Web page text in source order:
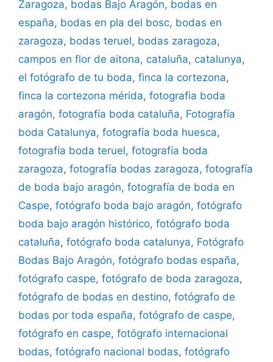
Zaragoza, bodas Bajo Aragón, bodas en
españa, bodas en pla del bosc, bodas en
zaragoza, bodas teruel, bodas zaragoza,
campos en flor de aitona, cataluña, catalunya,
el fotógrafo de tu boda, finca la cortezona,
finca la cortezona mérida, fotografia boda
aragón, fotografía boda cataluña, Fotografía
boda Catalunya, fotografía boda huesca,
fotografía boda teruel, fotografía boda
zaragoza, fotografía bodas zaragoza, fotografía
de boda bajo aragón, fotografía de boda en
Caspe, fotógrafo boda bajo aragón, fotógrafo
boda bajo aragón histórico, fotógrafo boda
cataluña, fotógrafo boda catalunya, Fotógrafo
Bodas Bajo Aragón, fotógrafo bodas españa,
fotógrafo caspe, fotógrafo de boda zaragoza,
fotógrafo de bodas en destino, fotógrafo de
bodas por toda españa, fotógrafo de caspe,
fotógrafo en caspe, fotógrafo internacional
bodas, fotógrafo nacional bodas, fotógrafo